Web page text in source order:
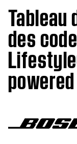
Tableau
des